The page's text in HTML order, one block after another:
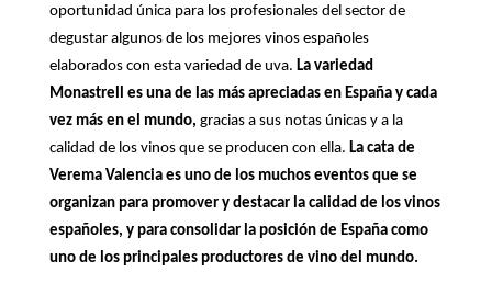
oportunidad única para los profesionales del sector de
degustar algunos de los mejores vinos españoles
elaborados con esta variedad de uva. La variedad
Monastrell es una de las más apreciadas en España y cada
vez más en el mundo, gracias a sus notas únicas y a la
calidad de los vinos que se producen con ella. La cata de
Verema Valencia es uno de los muchos eventos que se
organizan para promover y destacar la calidad de los vinos
españoles, y para consolidar la posición de España como
uno de los principales productores de vino del mundo.